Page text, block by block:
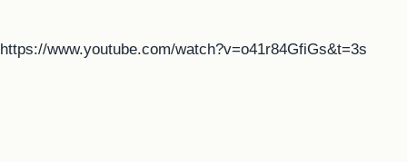
https://www.youtube.com/watch?v=o41r84GfiGs&t=3s